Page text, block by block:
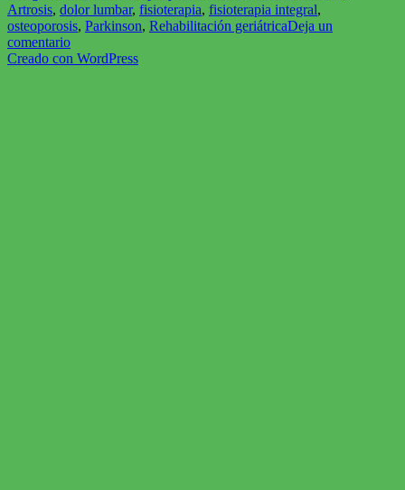
el
Artrosis, dolor lumbar, fisioterapia, fisioterapia integral,
osteoporosis, Parkinson, Rehabilitación geriátricaDeja un
comentarioen
Beneficios
Creado con WordPress